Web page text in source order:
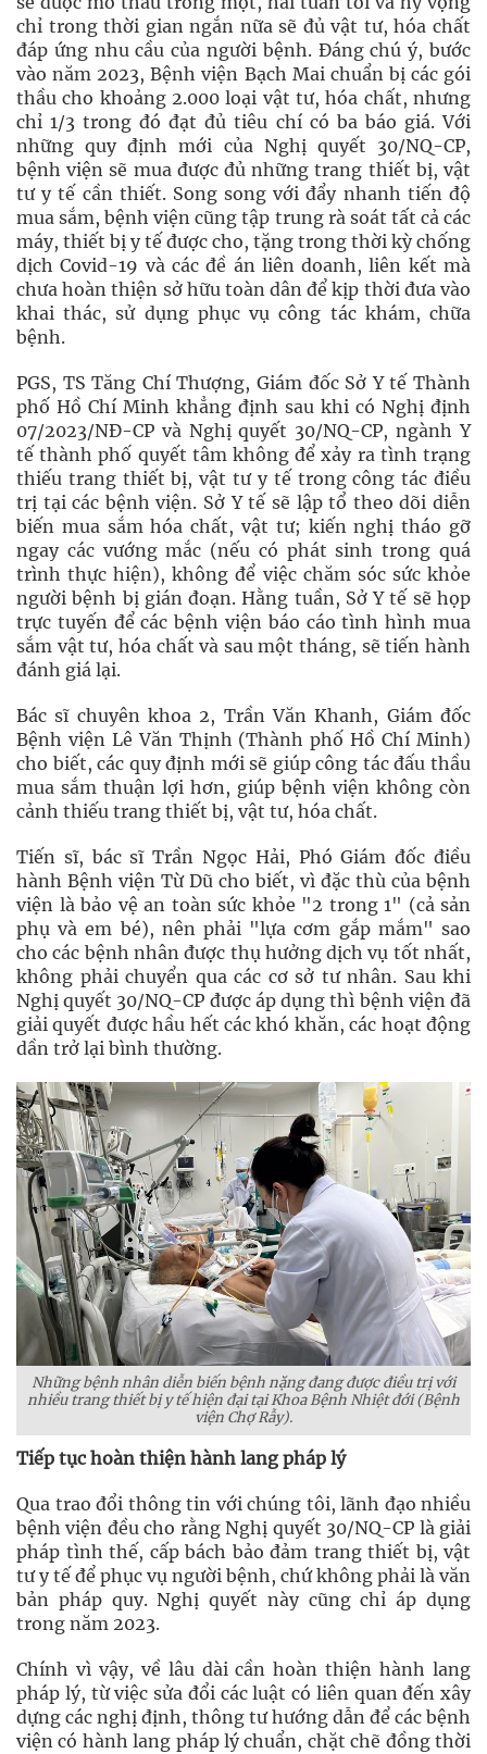
chỉ trong thời gian ngắn nữa sẽ đủ vật tư, hóa chất
đáp ứng nhu cầu của người bệnh. Ðáng chú ý, bước
vào năm 2023, Bệnh viện Bạch Mai chuẩn bị các gói
thầu cho khoảng 2.000 loại vật tư, hóa chất, nhưng
chỉ 1/3 trong đó đạt đủ tiêu chí có ba báo giá. Với
những quy định mới của Nghị quyết 30/NQ-CP,
bệnh viện sẽ mua được đủ những trang thiết bị, vật
tư y tế cần thiết. Song song với đẩy nhanh tiến độ
mua sắm, bệnh viện cũng tập trung rà soát tất cả các
máy, thiết bị y tế được cho, tặng trong thời kỳ chống
dịch Covid-19 và các đề án liên doanh, liên kết mà
chưa hoàn thiện sở hữu toàn dân để kịp thời đưa vào
khai thác, sử dụng phục vụ công tác khám, chữa
bệnh.
PGS, TS Tăng Chí Thượng, Giám đốc Sở Y tế Thành
phố Hồ Chí Minh khẳng định sau khi có Nghị định
07/2023/NÐ-CP và Nghị quyết 30/NQ-CP, ngành Y
tế thành phố quyết tâm không để xảy ra tình trạng
thiếu trang thiết bị, vật tư y tế trong công tác điều
trị tại các bệnh viện. Sở Y tế sẽ lập tổ theo dõi diễn
biến mua sắm hóa chất, vật tư; kiến nghị tháo gỡ
ngay các vướng mắc (nếu có phát sinh trong quá
trình thực hiện), không để việc chăm sóc sức khỏe
người bệnh bị gián đoạn. Hằng tuần, Sở Y tế sẽ họp
trực tuyến để các bệnh viện báo cáo tình hình mua
sắm vật tư, hóa chất và sau một tháng, sẽ tiến hành
đánh giá lại.
Bác sĩ chuyên khoa 2, Trần Văn Khanh, Giám đốc
Bệnh viện Lê Văn Thịnh (Thành phố Hồ Chí Minh)
cho biết, các quy định mới sẽ giúp công tác đấu thầu
mua sắm thuận lợi hơn, giúp bệnh viện không còn
cảnh thiếu trang thiết bị, vật tư, hóa chất.
Tiến sĩ, bác sĩ Trần Ngọc Hải, Phó Giám đốc điều
hành Bệnh viện Từ Dũ cho biết, vì đặc thù của bệnh
viện là bảo vệ an toàn sức khỏe "2 trong 1" (cả sản
phụ và em bé), nên phải "lựa cơm gắp mắm" sao
cho các bệnh nhân được thụ hưởng dịch vụ tốt nhất,
không phải chuyển qua các cơ sở tư nhân. Sau khi
Nghị quyết 30/NQ-CP được áp dụng thì bệnh viện đã
giải quyết được hầu hết các khó khăn, các hoạt động
dần trở lại bình thường.
Những bệnh nhân diễn biến bệnh nặng đang được điều trị với
nhiều trang thiết bị y tế hiện đại tại Khoa Bệnh Nhiệt đới (Bệnh
viện Chợ Rẫy).
Tiếp tục hoàn thiện hành lang pháp lý
Qua trao đổi thông tin với chúng tôi, lãnh đạo nhiều
bệnh viện đều cho rằng Nghị quyết 30/NQ-CP là giải
pháp tình thế, cấp bách bảo đảm trang thiết bị, vật
tư y tế để phục vụ người bệnh, chứ không phải là văn
bản pháp quy. Nghị quyết này cũng chỉ áp dụng
trong năm 2023.
Chính vì vậy, về lâu dài cần hoàn thiện hành lang
pháp lý, từ việc sửa đổi các luật có liên quan đến xây
dựng các nghị định, thông tư hướng dẫn để các bệnh
viện có hành lang pháp lý chuẩn, chặt chẽ đồng thời